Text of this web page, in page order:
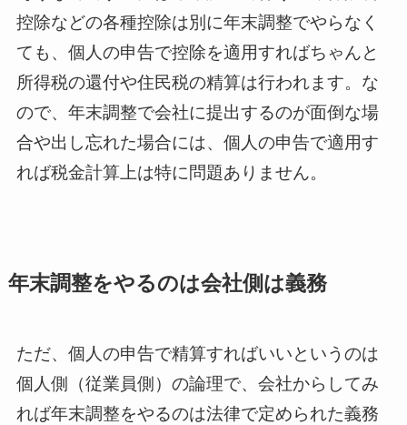
控除などの各種控除は別に年末調整でやらなく
ても、個人の申告で控除を適用すればちゃんと
所得税の還付や住民税の精算は行われます。な
ので、年末調整で会社に提出するのが面倒な場
合や出し忘れた場合には、個人の申告で適用す
れば税金計算上は特に問題ありません。
年末調整をやるのは会社側は義務
ただ、個人の申告で精算すればいいというのは
個人側（従業員側）の論理で、会社からしてみ
れば年末調整をやるのは法律で定められた義務